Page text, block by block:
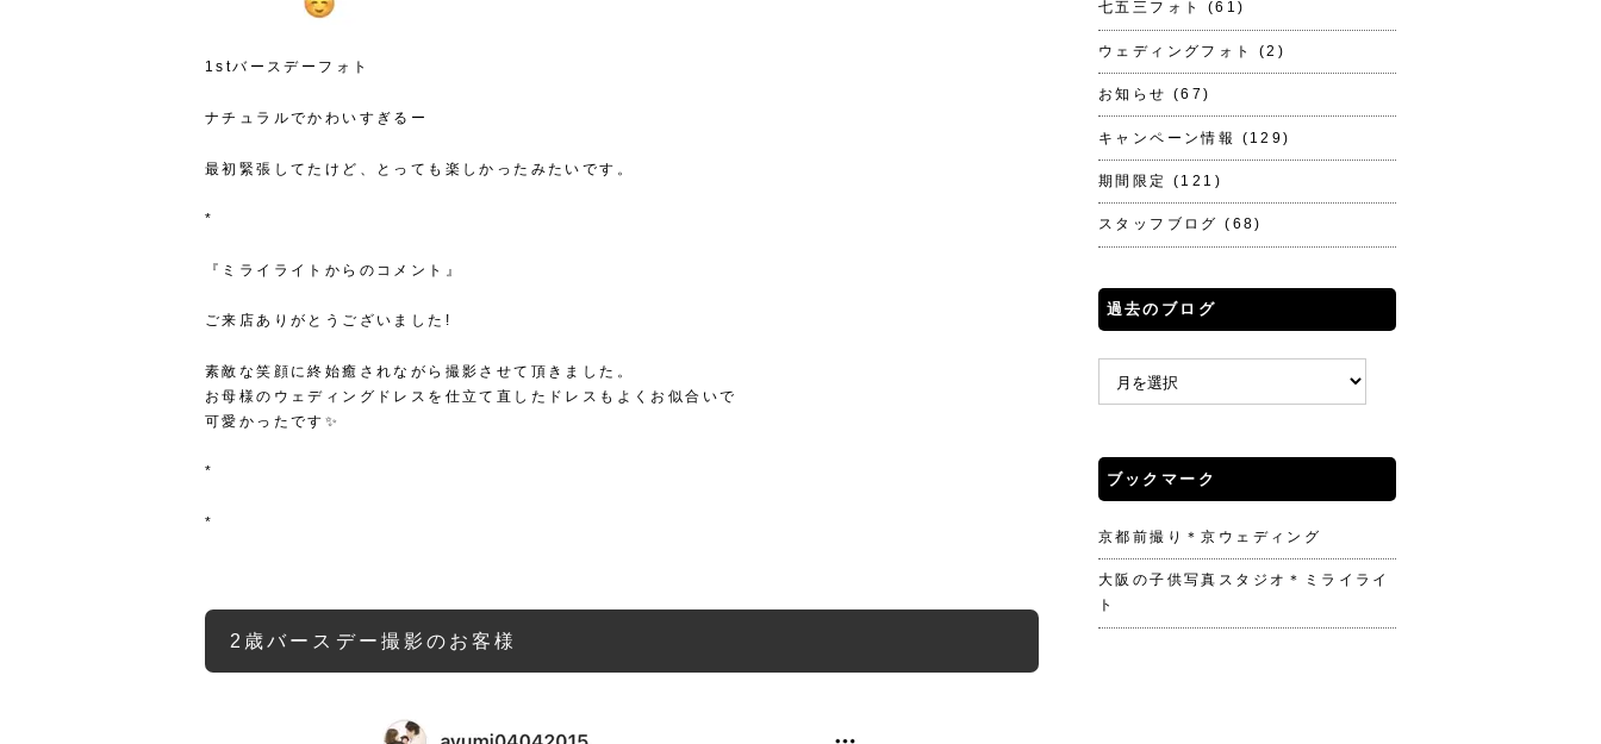
1stバースデーフォト
ナチュラルでかわいすぎるー
最初緊張してたけど、とっても楽しかったみたいです。
*
『ミライライトからのコメント』
ご来店ありがとうございました!
素敵な笑顔に終始癒されながら撮影させて頂きました。
お母様のウェディングドレスを仕立て直したドレスもよくお似合いで
可愛かったです✨
*
*
2歳バースデー撮影のお客様
七五三フォト (61)
ウェディングフォト (2)
お知らせ (67)
キャンペーン情報 (129)
期間限定 (121)
スタッフブログ (68)
過去のブログ
ブックマーク
京都前撮り＊京ウェディング
大阪の子供写真スタジオ＊ミライライ
ト